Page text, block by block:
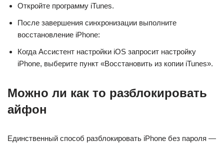
Откройте программу iTunes.
После завершения синхронизации выполните
восстановление iPhone:
Когда Ассистент настройки iOS запросит настройку
iPhone, выберите пункт «Восстановить из копии iTunes».
Можно ли как то разблокировать
айфон
Единственный способ разблокировать iPhone без пароля —